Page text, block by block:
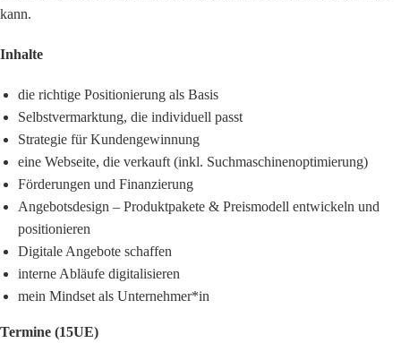
kann.
Inhalte
die richtige Positionierung als Basis
Selbstvermarktung, die individuell passt
Strategie für Kundengewinnung
eine Webseite, die verkauft (inkl. Suchmaschinenoptimierung)
Förderungen und Finanzierung
Angebotsdesign – Produktpakete & Preismodell entwickeln und
positionieren
Digitale Angebote schaffen
interne Abläufe digitalisieren
mein Mindset als Unternehmer*in
Termine (15UE)